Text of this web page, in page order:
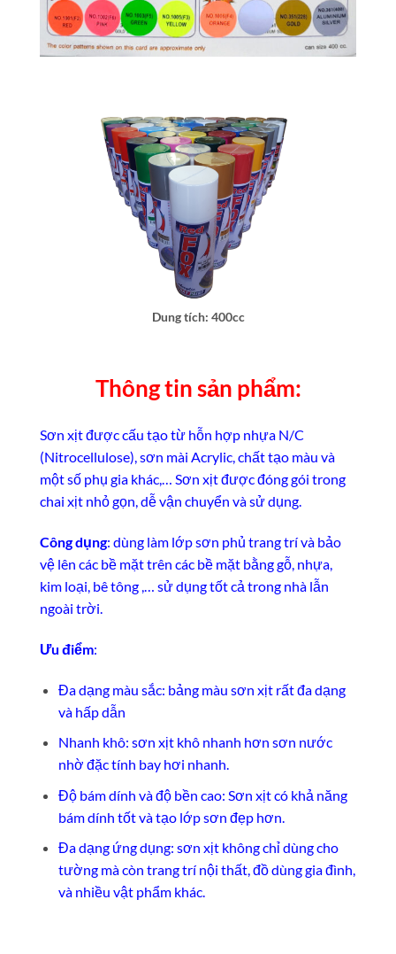
Dung tích: 400cc
Thông tin sản phẩm:
Sơn xịt được cấu tạo từ hỗn hợp nhựa N/C
(Nitrocellulose), sơn mài Acrylic, chất tạo màu và
một số phụ gia khác,… Sơn xịt được đóng gói trong
chai xịt nhỏ gọn, dễ vận chuyển và sử dụng.
Công dụng: dùng làm lớp sơn phủ trang trí và bảo
vệ lên các bề mặt trên các bề mặt bằng gỗ, nhựa,
kim loại, bê tông ,… sử dụng tốt cả trong nhà lẫn
ngoài trời.
Ưu điểm:
Đa dạng màu sắc: bảng màu sơn xịt rất đa dạng
và hấp dẫn
Nhanh khô: sơn xịt khô nhanh hơn sơn nước
nhờ đặc tính bay hơi nhanh.
Độ bám dính và độ bền cao: Sơn xịt có khả năng
bám dính tốt và tạo lớp sơn đẹp hơn.
Đa dạng ứng dụng: sơn xịt không chỉ dùng cho
tường mà còn trang trí nội thất, đồ dùng gia đình,
và nhiều vật phẩm khác.